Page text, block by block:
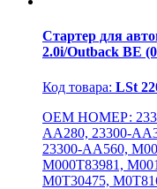
Стартер для
2.0i/Outback BE
Код товара: LSt
OEM НОМЕР:
AA280, 23300-
23300-AA560,
M000T83981,
M0T30475,